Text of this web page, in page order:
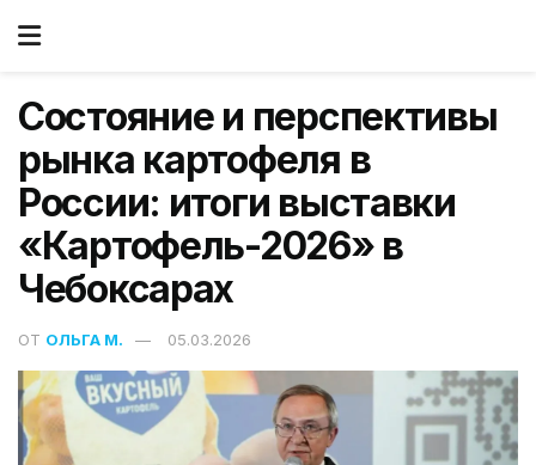
Состояние и перспективы
рынка картофеля в
России: итоги выставки
«Картофель-2026» в
Чебоксарах
ОТ ОЛЬГА М. 05.03.2026